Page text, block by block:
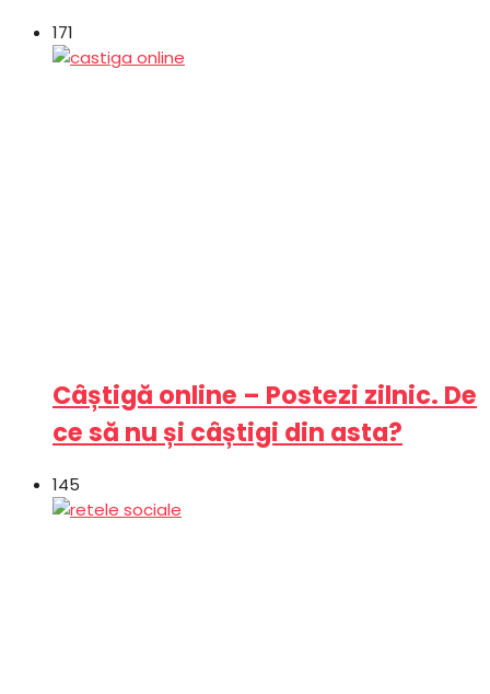
171
Câștigă online – Postezi zilnic. De
ce să nu și câștigi din asta?
145